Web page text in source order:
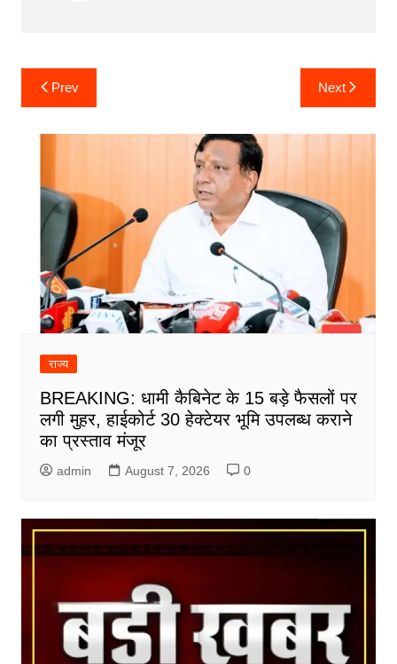
Post
navigation
Prev Next
राज्य
BREAKING: धामी कैबिनेट के 15 बड़े फैसलों पर
लगी मुहर, हाईकोर्ट 30 हेक्टेयर भूमि उपलब्ध कराने
का प्रस्ताव मंजूर
admin August 7, 2026 0